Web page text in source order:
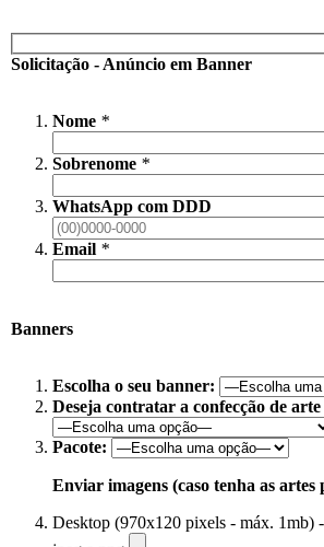
Solicitação - Anúncio em Banner
Nome *
Sobrenome *
WhatsApp com DDD
Email *
Banners
Escolha o seu banner:
Deseja contratar a confecção de
Pacote:
Enviar imagens (caso tenha as artes
Desktop (970x120 pixels - máx. 1mb)